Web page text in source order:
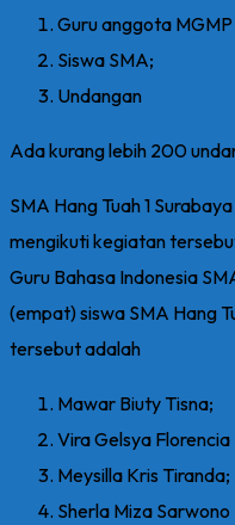
Guru anggota
Siswa SMA;
Undangan
Ada kurang lebih 200
SMA Hang Tuah 1
mengikuti kegiatan
Guru Bahasa Indonesia
(empat) siswa SMA Hang
tersebut adalah
Mawar Biuty Tisna;
Vira Gelsya
Meysilla Kris Tiranda;
Sherla Miza